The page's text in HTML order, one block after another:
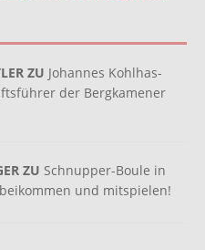
ZU Johannes Kohlhas-
der Bergkamener
ZU Schnupper-Boule in
und mitspielen!